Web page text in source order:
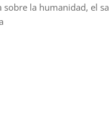
la humanidad, el